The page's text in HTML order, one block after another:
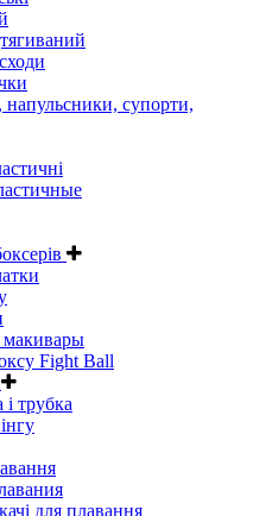
напульсники, супорти,
Fight Ball
трубка
для плавання